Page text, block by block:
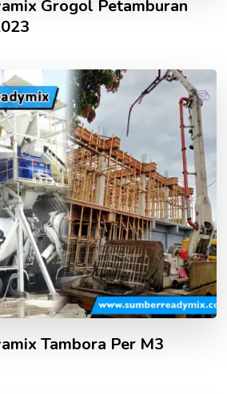
Grogol Petamburan
Tambora Per M3